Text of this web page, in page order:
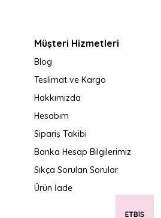
Müşteri Hizmetleri
Blog
Teslimat ve Kargo
Hakkımızda
Hesabım
Sipariş Takibi
Banka Hesap Bilgilerimiz
Sıkça Sorulan Sorular
Ürün İade